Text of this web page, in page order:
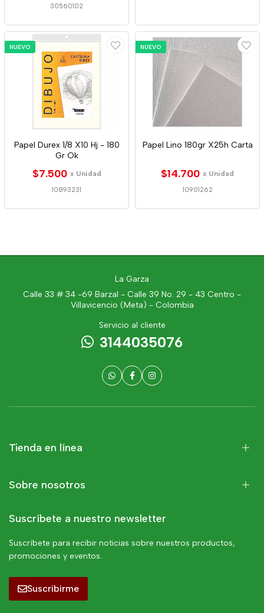
30560102
NUEVO
Papel Durex 1/8 X10 Hj - 180
Gr Ok
$7.500 x Unidad
10893231
NUEVO
Papel Lino 180gr X25h Carta
$14.700 x Unidad
10901262
La Garza
Calle 33 # 34 -69 Barzal - Calle 39 No. 29 - 43 Centro -
Villavicencio (Meta) - Colombia
Servicio al cliente
3144035076
Tienda en línea
Sobre nosotros
Suscríbete a nuestro newsletter
Suscríbete para recibir noticias sobre nuestros productos,
promociones y eventos.
Suscribirme